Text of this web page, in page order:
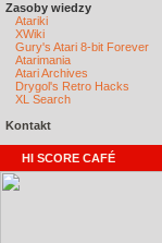
Zasoby wiedzy
Atariki
XWiki
Gury's Atari 8-bit Forever
Atarimania
Atari Archives
Drygol's Retro Hacks
XL Search
Kontakt
HI SCORE CAFÉ